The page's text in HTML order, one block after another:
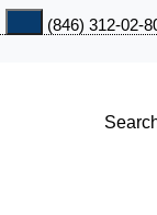
+7 (846) 312-02-